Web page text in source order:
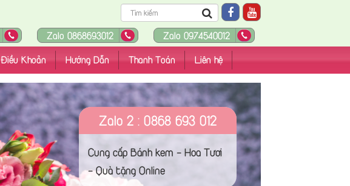
Zalo 0868693012
Zalo 0974540012
Điều Khoản Hướng Dẫn Thanh Toán Liên hệ
Zalo 2 : 0868 693 012
Cung cấp Bánh kem - Hoa Tươi
- Quà tặng Online